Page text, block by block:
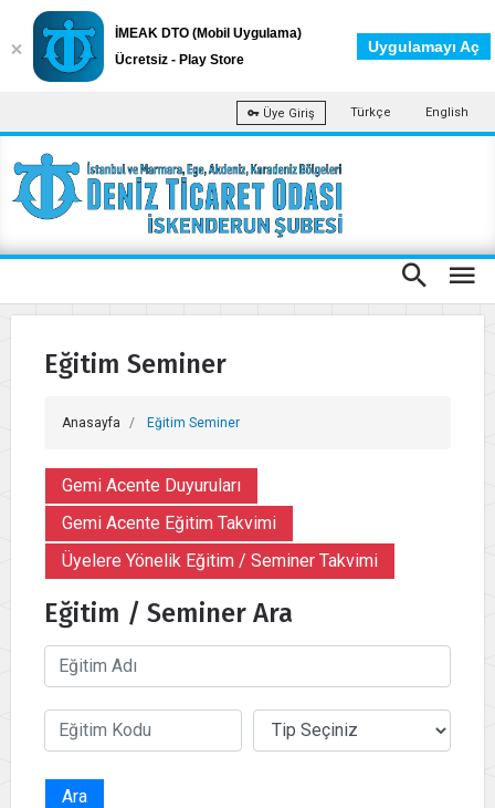
Üye Giriş Türkçe English
Eğitim Seminer
Anasayfa Eğitim Seminer
Gemi Acente Duyuruları
Gemi Acente Eğitim Takvimi
Üyelere Yönelik Eğitim / Seminer Takvimi
Eğitim / Seminer Ara
Ara
İMEAK DTO (Mobil Uygulama)
Ücretsiz - Play Store
Uygulamayı Aç